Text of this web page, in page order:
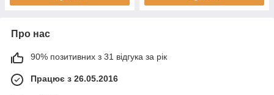
Про нас
90% позитивних з 31 відгука за рік
Працює з 26.05.2016